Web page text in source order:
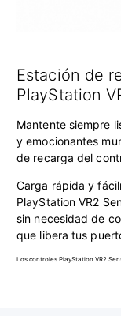
Estación de
PlayStation
Mantente siempre
y emocionantes
de recarga del
Carga rápida y
PlayStation VR2
sin necesidad de
que libera tus
Los controles PlayStation VR2